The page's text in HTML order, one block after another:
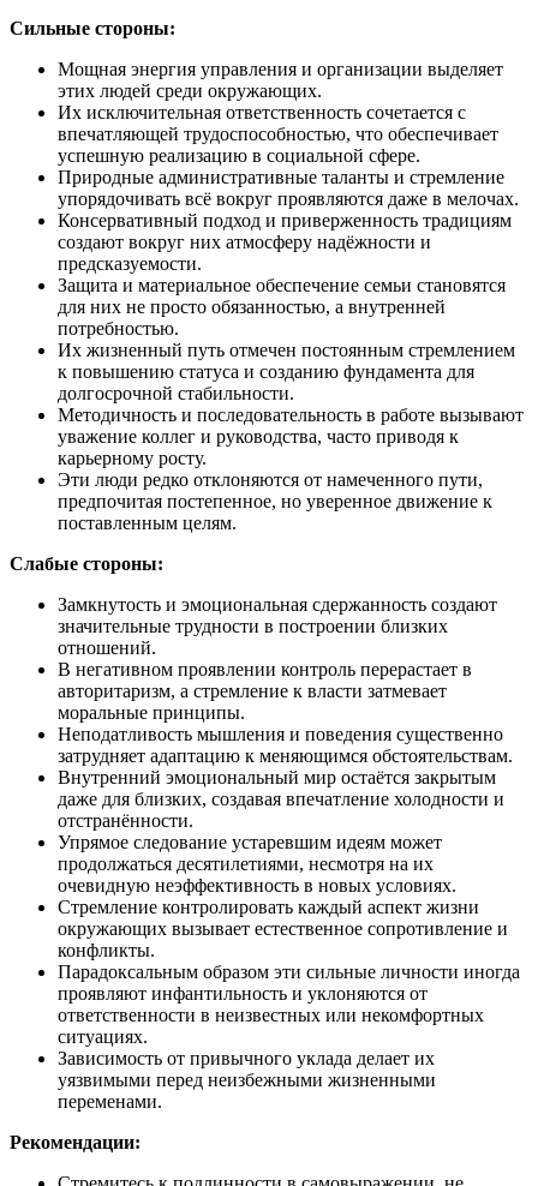
Сильные стороны:
Мощная энергия управления и организации выделяет
этих людей среди окружающих.
Их исключительная ответственность сочетается с
впечатляющей трудоспособностью, что обеспечивает
успешную реализацию в социальной сфере.
Природные административные таланты и стремление
упорядочивать всё вокруг проявляются даже в мелочах.
Консервативный подход и приверженность традициям
создают вокруг них атмосферу надёжности и
предсказуемости.
Защита и материальное обеспечение семьи становятся
для них не просто обязанностью, а внутренней
потребностью.
Их жизненный путь отмечен постоянным стремлением
к повышению статуса и созданию фундамента для
долгосрочной стабильности.
Методичность и последовательность в работе вызывают
уважение коллег и руководства, часто приводя к
карьерному росту.
Эти люди редко отклоняются от намеченного пути,
предпочитая постепенное, но уверенное движение к
поставленным целям.
Слабые стороны:
Замкнутость и эмоциональная сдержанность создают
значительные трудности в построении близких
отношений.
В негативном проявлении контроль перерастает в
авторитаризм, а стремление к власти затмевает
моральные принципы.
Неподатливость мышления и поведения существенно
затрудняет адаптацию к меняющимся обстоятельствам.
Внутренний эмоциональный мир остаётся закрытым
даже для близких, создавая впечатление холодности и
отстранённости.
Упрямое следование устаревшим идеям может
продолжаться десятилетиями, несмотря на их
очевидную неэффективность в новых условиях.
Стремление контролировать каждый аспект жизни
окружающих вызывает естественное сопротивление и
конфликты.
Парадоксальным образом эти сильные личности иногда
проявляют инфантильность и уклоняются от
ответственности в неизвестных или некомфортных
ситуациях.
Зависимость от привычного уклада делает их
уязвимыми перед неизбежными жизненными
переменами.
Рекомендации: